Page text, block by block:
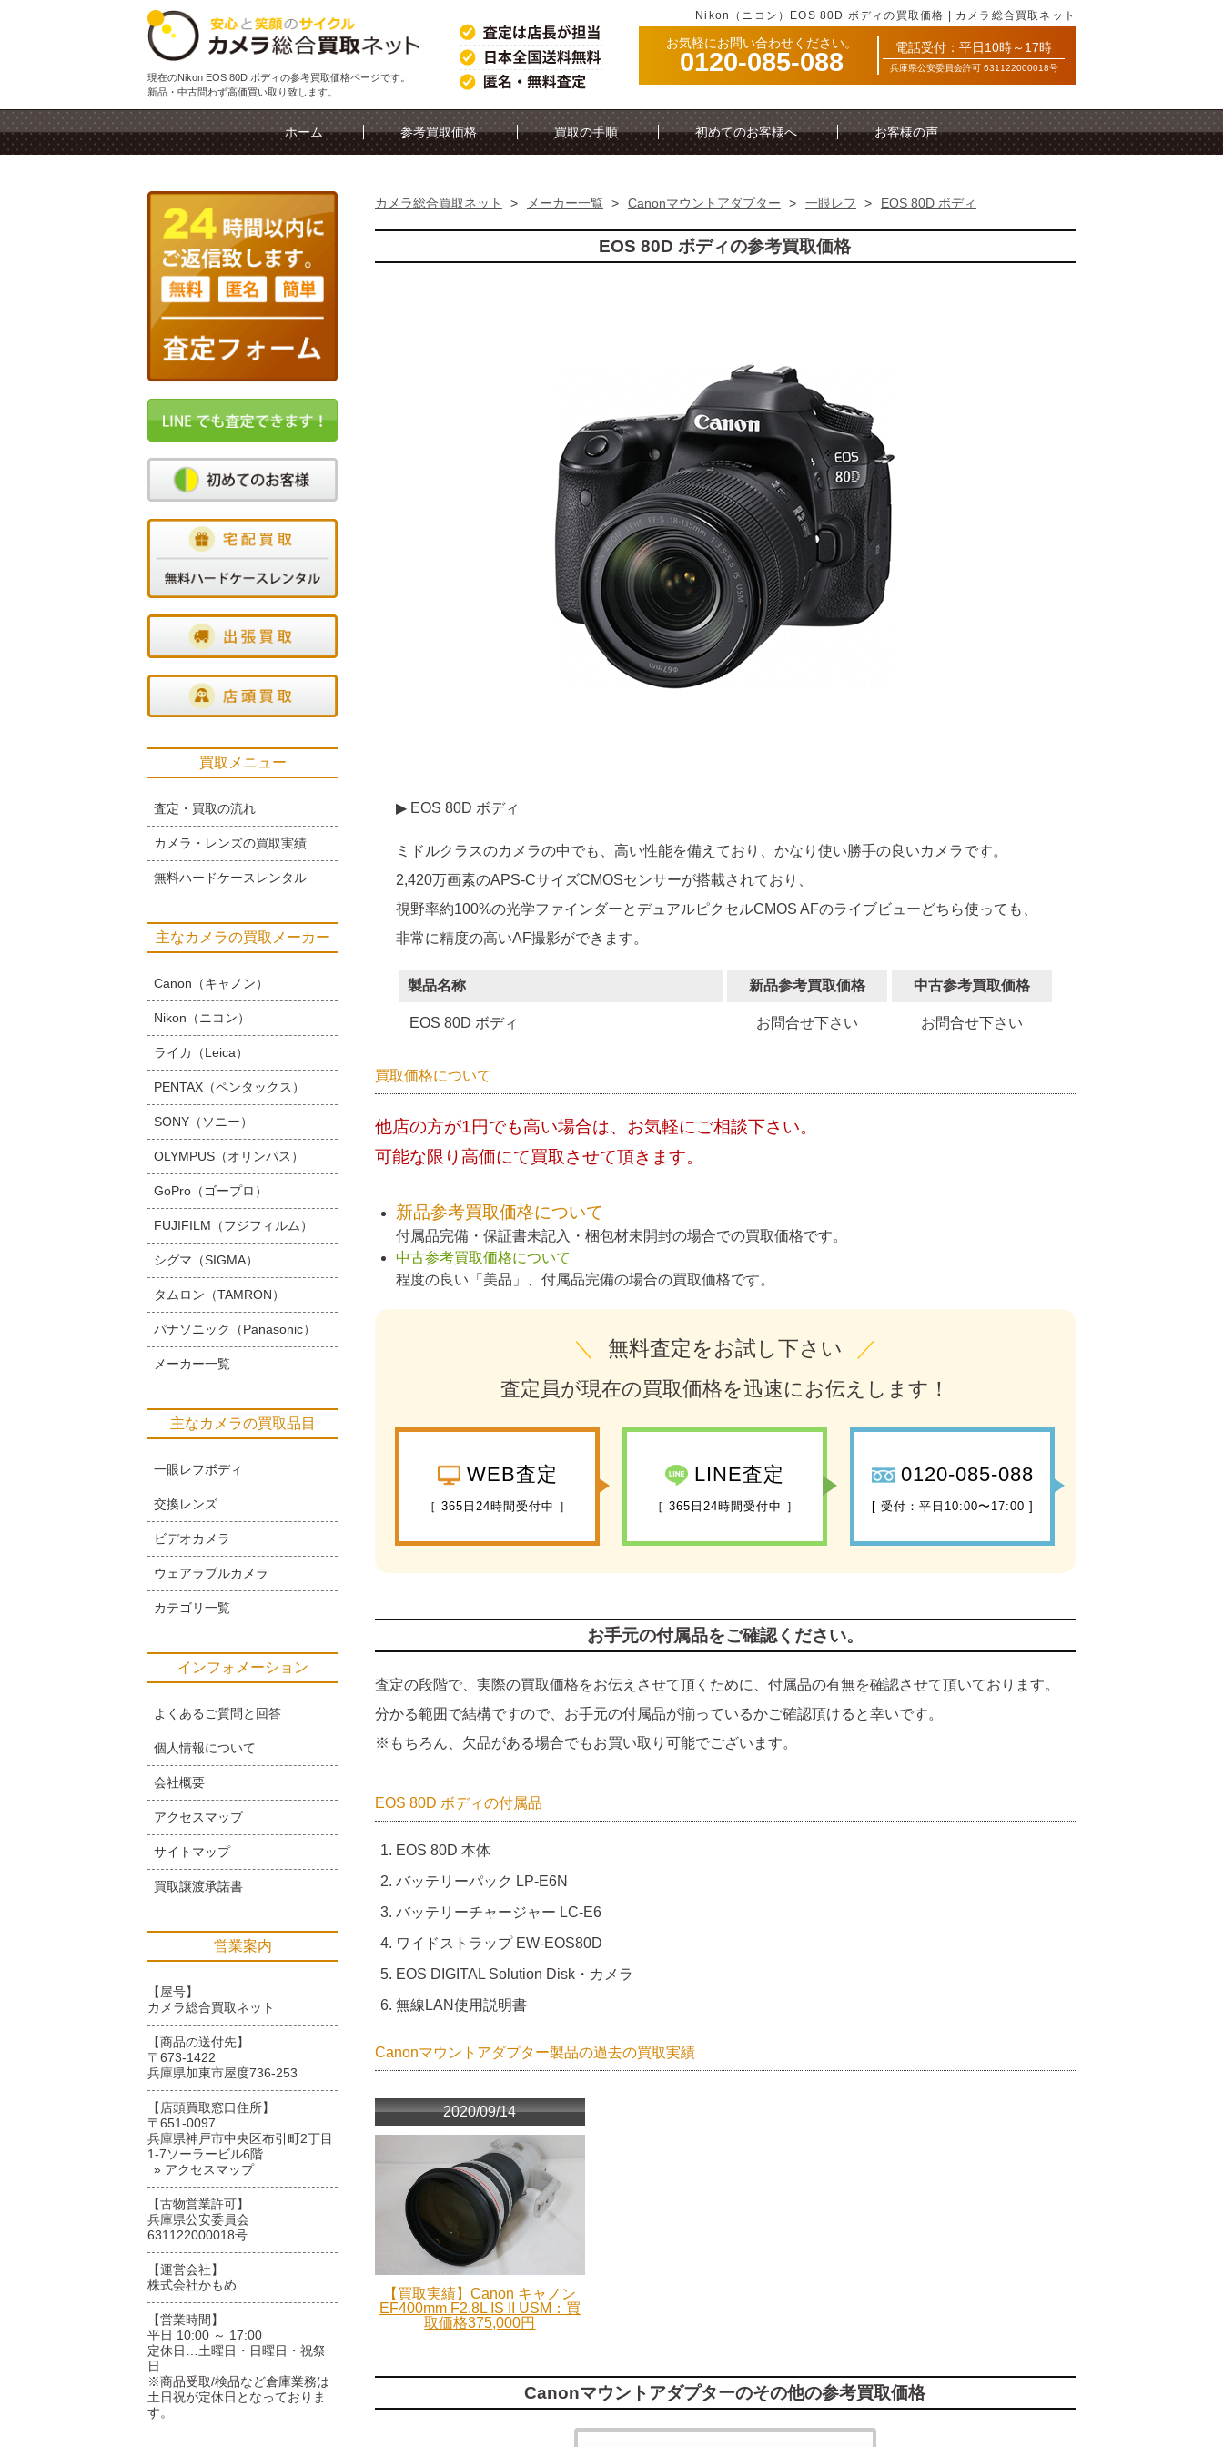
Nikon（ニコン）EOS 80D ボディの買取価格 | カメラ総合買取ネット
現在のNikon EOS 80D ボディの参考買取価格ページです。
新品・中古問わず高価買い取り致します。
お気軽にお問い合わせください。
0120-085-088 電話受付：平日10時～17時
兵庫県公安委員会許可 631122000018号
ホーム 参考買取価格 買取の手順 初めてのお客様へ お客様の声
カメラ総合買取ネット > メーカー一覧 > Canonマウントアダプター > 一眼レフ > EOS 80D ボディ
EOS 80D ボディの参考買取価格
▶ EOS 80D ボディ
ミドルクラスのカメラの中でも、高い性能を備えており、かなり使い勝手の良いカメラです。
2,420万画素のAPS-CサイズCMOSセンサーが搭載されており、
視野率約100%の光学ファインダーとデュアルピクセルCMOS AFのライブビューどちら使っても、
非常に精度の高いAF撮影ができます。
製品名称 新品参考買取価格 中古参考買取価格
EOS 80D ボディ お問合せ下さい お問合せ下さい
買取価格について
他店の方が1円でも高い場合は、お気軽にご相談下さい。
可能な限り高価にて買取させて頂きます。
新品参考買取価格について
付属品完備・保証書未記入・梱包材未開封の場合での買取価格です。
中古参考買取価格について
程度の良い「美品」、付属品完備の場合の買取価格です。
＼ 無料査定をお試し下さい ／
査定員が現在の買取価格を迅速にお伝えします！
WEB査定
［ 365日24時間受付中 ］
LINE査定
［ 365日24時間受付中 ］
0120-085-088
[ 受付：平日10:00〜17:00 ]
お手元の付属品をご確認ください。
査定の段階で、実際の買取価格をお伝えさせて頂くために、付属品の有無を確認させて頂いております。
分かる範囲で結構ですので、お手元の付属品が揃っているかご確認頂けると幸いです。
※もちろん、欠品がある場合でもお買い取り可能でございます。
EOS 80D ボディの付属品
EOS 80D 本体
バッテリーパック LP-E6N
バッテリーチャージャー LC-E6
ワイドストラップ EW-EOS80D
EOS DIGITAL Solution Disk・カメラ
無線LAN使用説明書
Canonマウントアダプター製品の過去の買取実績
2020/09/14
【買取実績】Canon キャノン
EF400mm F2.8L IS II USM：買
取価格375,000円
Canonマウントアダプターのその他の参考買取価格
買取メニュー
査定・買取の流れ
カメラ・レンズの買取実績
無料ハードケースレンタル
主なカメラの買取メーカー
Canon（キャノン）
Nikon（ニコン）
ライカ（Leica）
PENTAX（ペンタックス）
SONY（ソニー）
OLYMPUS（オリンパス）
GoPro（ゴープロ）
FUJIFILM（フジフィルム）
シグマ（SIGMA）
タムロン（TAMRON）
パナソニック（Panasonic）
メーカー一覧
主なカメラの買取品目
一眼レフボディ
交換レンズ
ビデオカメラ
ウェアラブルカメラ
カテゴリ一覧
インフォメーション
よくあるご質問と回答
個人情報について
会社概要
アクセスマップ
サイトマップ
買取譲渡承諾書
営業案内
【屋号】
カメラ総合買取ネット
【商品の送付先】
〒673-1422
兵庫県加東市屋度736-253
【店頭買取窓口住所】
〒651-0097
兵庫県神戸市中央区布引町2丁目
1-7ソーラービル6階
» アクセスマップ
【古物営業許可】
兵庫県公安委員会
631122000018号
【運営会社】
株式会社かもめ
【営業時間】
平日 10:00 ～ 17:00
定休日…土曜日・日曜日・祝祭
日
※商品受取/検品など倉庫業務は
土日祝が定休日となっておりま
す。